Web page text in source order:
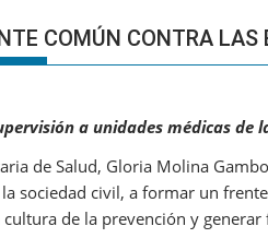
COMÚN CONTRA LAS
a unidades médicas
de Salud, Gloria Molina
sociedad civil, a formar un
de la prevención y